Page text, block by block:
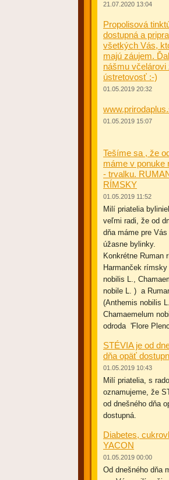
21.07.2020 13:04
Propolisová
dostupná a
všetkých Vás,
majú záujem.
nášmu včelárovi
ústretovosť :-)
01.05.2019 20:32
01.05.2019 15:07
Tešíme sa , že
máme v ponuke
- trvalku.
RÍMSKY
01.05.2019 11:52
Milí priatelia
veľmi radi, že od
dňa máme pre
úžasne bylinky.
Konkrétne Ruman
Harmanček
nobilis L.,
nobile L. ) a
(Anthemis nobilis
Chamaemelum
odroda 'Flore
STÉVIA je od
dňa opäť
01.05.2019 10:43
Milí priatelia, s
oznamujeme, že
od dnešného dňa
dostupná.
Diabetes,
YACON
01.05.2019 00:00
Od dnešného dňa